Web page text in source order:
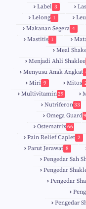
Label 3
Lelong 1
Makanan Segera 4
Mastitis 1
Meal
Menjadi Ahli Shaklee
Menyusu Anak Angkat
Miri 9 Mitos
Multivitamin29
Nutriferon33
Omega Guard
Ostematrix66
Pain Relief Caplet 2
Parut Jerawat 8
Pengedar Sah
Pengedar
Pengedar
Pengedar